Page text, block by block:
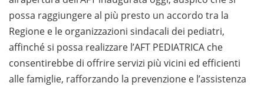
possa raggiungere al più presto un accordo tra la
Regione e le organizzazioni sindacali dei pediatri,
affinché si possa realizzare l’AFT PEDIATRICA che
consentirebbe di offrire servizi più vicini ed efficienti
alle famiglie, rafforzando la prevenzione e l’assistenza